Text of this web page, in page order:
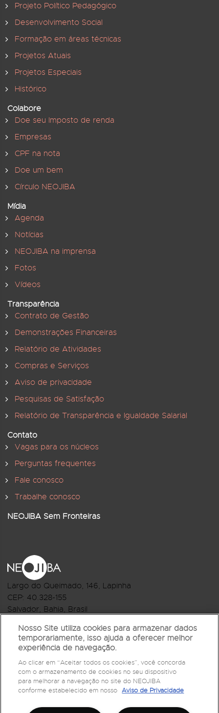
Projeto Político Pedagógico
Desenvolvimento Social
Formação em áreas técnicas
Projetos Atuais
Projetos Especiais
Histórico
Colabore
Doe seu Imposto de renda
Empresas
CPF na nota
Doe um bem
Círculo NEOJIBA
Mídia
Agenda
Notícias
NEOJIBA na imprensa
Fotos
Vídeos
Transparência
Contrato de Gestão
Demonstrações Financeiras
Relatório de Atividades
Compras e Serviços
Aviso de privacidade
Pesquisas de Satisfação
Relatório de Transparência e Igualdade Salarial
Contato
Vagas para os núcleos
Perguntas frequentes
Fale conosco
Trabalhe conosco
NEOJIBA Sem Fronteiras
Largo do Queimado, 146, Lapinha
CEP: 40.328-155
Salvador, Bahia, Brasil
R.Monte Castelo Nº 62, Bairro Barbalho
CEP: 40.301-210
Salvador, Bahia, Brasil
Telefone:(71) 3032-1073
Nosso Site utiliza cookies para armazenar dados
temporariamente, isso ajuda a oferecer melhor
experiência de navegação.
Ao clicar em “Aceitar todos os cookies”, você concorda
com o armazenamento de cookies no seu dispositivo
para melhorar a navegação no site do NEOJIBA
conforme estabelecido em nosso Aviso de Privacidade